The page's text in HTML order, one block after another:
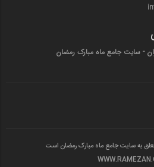
- سایت جامع ماه مبارک رمضان
به سایت جامع ماه مبارک رمضان است